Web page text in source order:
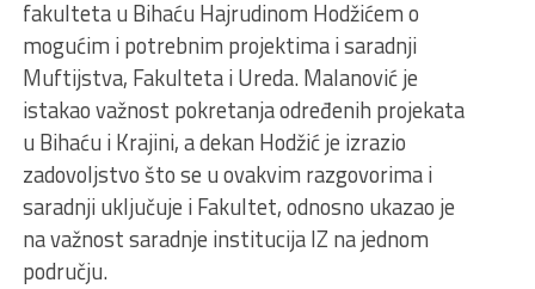
fakulteta u Bihaću Hajrudinom Hodžićem o
mogućim i potrebnim projektima i saradnji
Muftijstva, Fakulteta i Ureda. Malanović je
istakao važnost pokretanja određenih projekata
u Bihaću i Krajini, a dekan Hodžić je izrazio
zadovoljstvo što se u ovakvim razgovorima i
saradnji uključuje i Fakultet, odnosno ukazao je
na važnost saradnje institucija IZ na jednom
području.